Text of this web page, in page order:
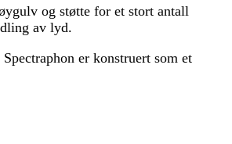
og støtte for et stort antall
av lyd.
er konstruert som et